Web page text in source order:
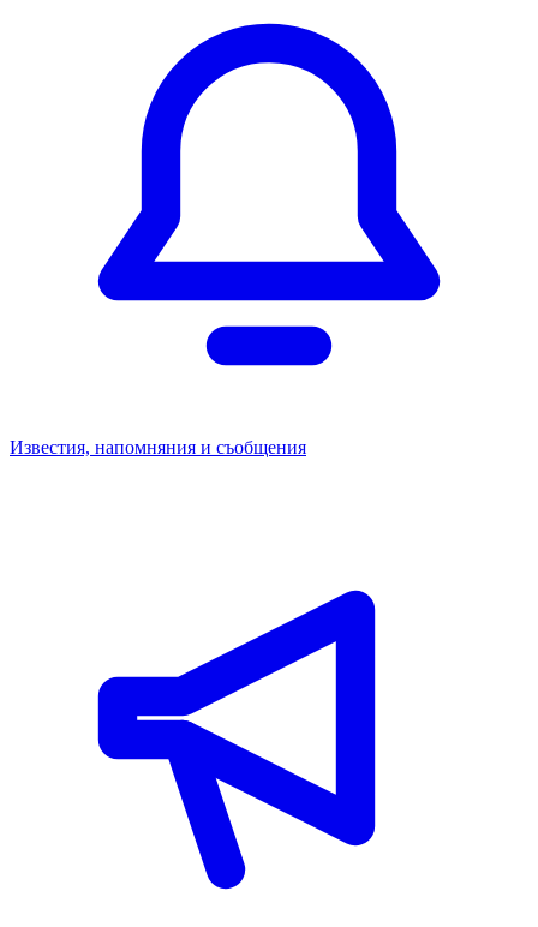
Известия, напомняния и съобщения